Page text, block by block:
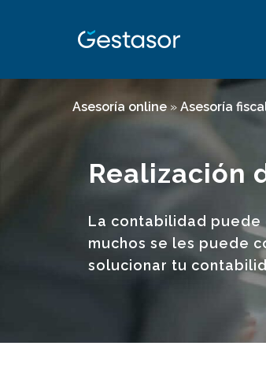
Asesoría online» Asesoría
Realización
La contabilidad
muchos se les puede
solucionar tu